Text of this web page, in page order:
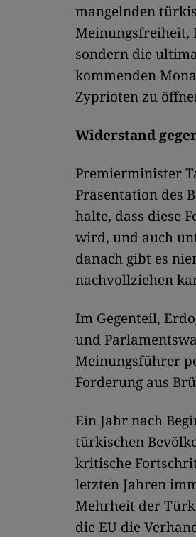
mangelnden
Meinungsfreiheit,
sondern die
kommenden
Zyprioten zu
Widerstand
Premierminister
Präsentation des
halte, dass diese
wird, und auch
danach gibt es
nachvollziehen
Im Gegenteil,
und
Meinungsführer
Forderung aus
Ein Jahr nach
türkischen
kritische
letzten Jahren
Mehrheit der
die EU die